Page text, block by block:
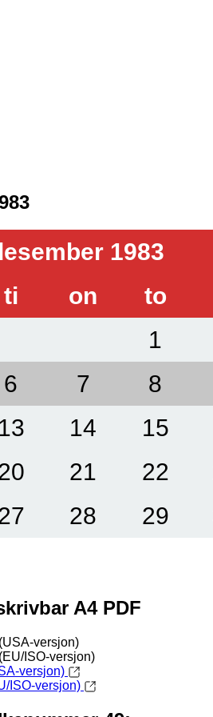
1983
ti on to
1
6 7 8
13 14 15
21 22
28 29
A4 PDF
(USA-versjon)
(EU/ISO-versjon)
versjon)
ISO-versjon)